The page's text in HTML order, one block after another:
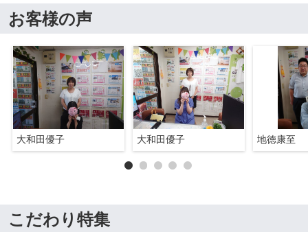
お客様の声
大和田優子 大和田優子 地徳康至
こだわり特集